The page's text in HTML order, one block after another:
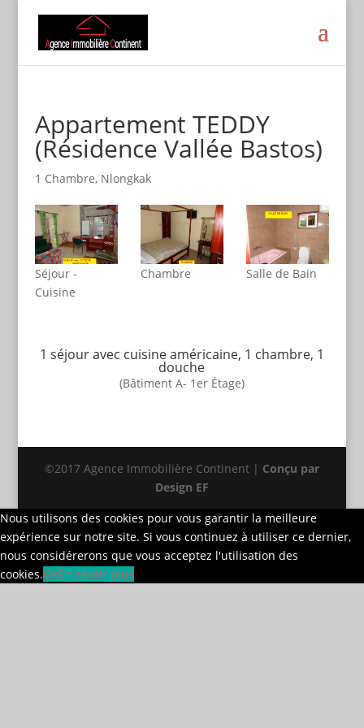
Appartement TEDDY
(Résidence Vallée Bastos)
1 Chambre, Nlongkak
Séjour -
Cuisine
Chambre Salle de Bain
1 séjour avec cuisine américaine, 1 chambre, 1
douche
(Bâtiment A- 1er Étage)
©2017 Agence Immobilière Continent | Conçu par
Design EF
Nous utilisons des cookies pour vous garantir la meilleure
expérience sur notre site. Si vous continuez à utiliser ce dernier,
nous considérerons que vous acceptez l'utilisation des
cookies.OkEn savoir plus